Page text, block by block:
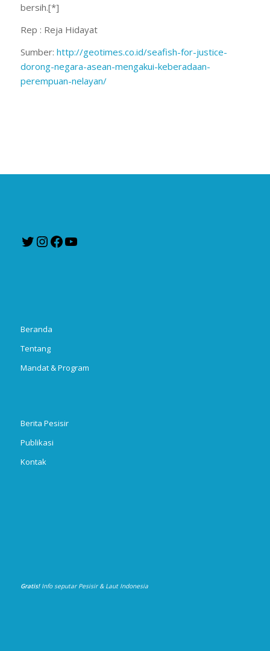
bersih.[*]
Rep : Reja Hidayat
Sumber: http://geotimes.co.id/seafish-for-justice-
dorong-negara-asean-mengakui-keberadaan-
perempuan-nelayan/
TwitterInstagram
Facebook
Beranda
Tentang
Mandat & Program
Berita Pesisir
Publikasi
Kontak
Gratis! Info seputar Pesisir & Laut Indonesia